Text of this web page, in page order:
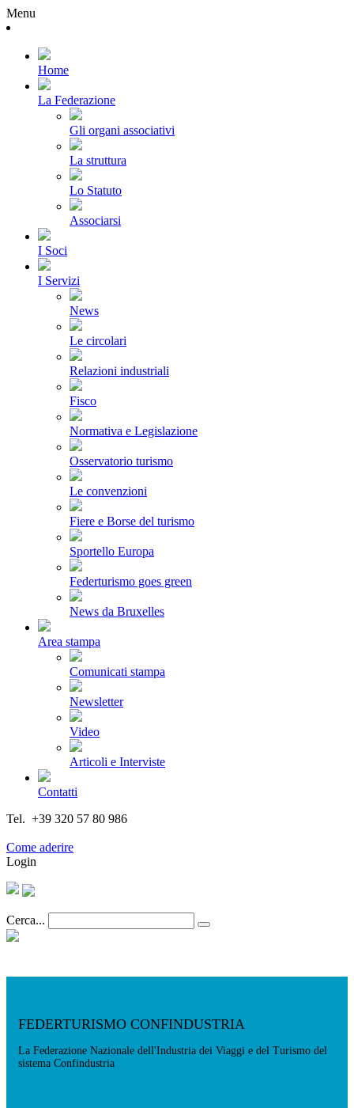
Menu
Home
La Federazione
Gli organi associativi
La struttura
Lo Statuto
Associarsi
I Soci
I Servizi
News
Le circolari
Relazioni industriali
Fisco
Normativa e Legislazione
Osservatorio turismo
Le convenzioni
Fiere e Borse del turismo
Sportello Europa
Federturismo goes green
News da Bruxelles
Area stampa
Comunicati stampa
Newsletter
Video
Articoli e Interviste
Contatti
Tel. +39 320 57 80 986
Come aderire
Login
Cerca...
FEDERTURISMO CONFINDUSTRIA
La Federazione Nazionale dell'Industria dei Viaggi e del Turismo del
sistema Confindustria